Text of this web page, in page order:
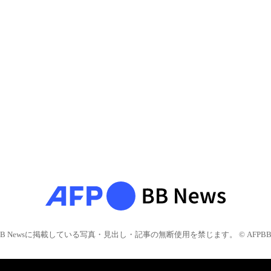
Newsに掲載している写真・見出し・記事の無断使用を禁じます。 © AFPBB